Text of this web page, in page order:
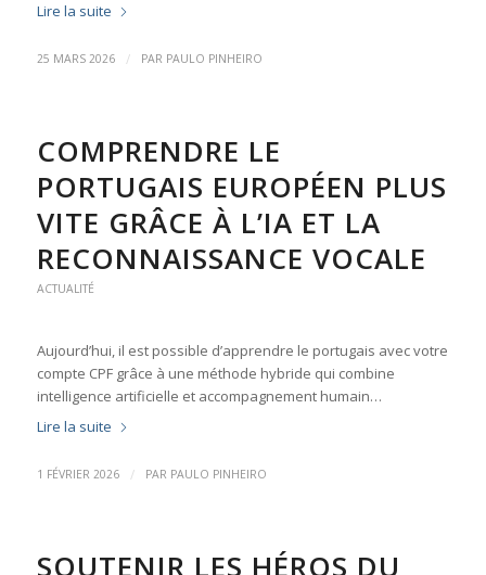
Lire la suite
25 MARS 2026 / PAR PAULO PINHEIRO
COMPRENDRE LE
PORTUGAIS EUROPÉEN PLUS
VITE GRÂCE À L’IA ET LA
RECONNAISSANCE VOCALE
ACTUALITÉ
Aujourd’hui, il est possible d’apprendre le portugais avec votre
compte CPF grâce à une méthode hybride qui combine
intelligence artificielle et accompagnement humain…
Lire la suite
1 FÉVRIER 2026 / PAR PAULO PINHEIRO
SOUTENIR LES HÉROS DU